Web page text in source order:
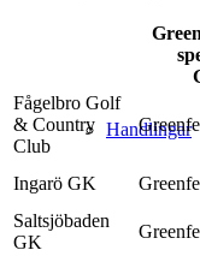
Handlingar
Fågelbro Golf
& Country
Club
Ingarö GK
Saltsjöbaden
GK